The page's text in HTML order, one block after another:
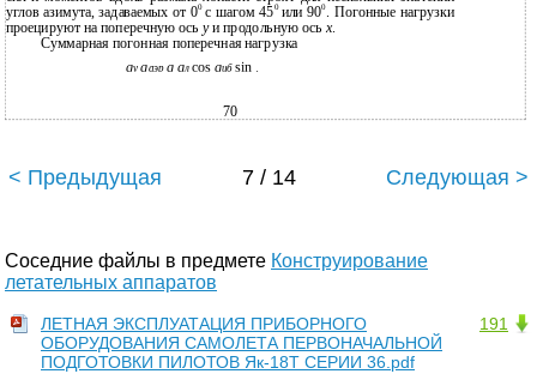
углов азимута, задаваемых от 00 с шагом 450 или 900. Погонные нагрузки
проецируют на поперечную ось yи продольную ось х.
Суммарная погонная поперечная нагрузка
qyqаэр q qлcos qцбsin .
70
< Предыдущая 7 / 14 Следующая >
Соседние файлы в предмете Конструирование
летательных аппаратов
191
ЛЕТНАЯ ЭКСПЛУАТАЦИЯ ПРИБОРНОГО
ОБОРУДОВАНИЯ САМОЛЕТА ПЕРВОНАЧАЛЬНОЙ
ПОДГОТОВКИ ПИЛОТОВ Як-18Т СЕРИИ 36.pdf